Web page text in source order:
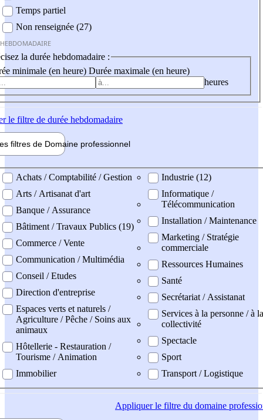
Temps partiel
Non renseignée (27)
la durée hebdomadaire :
minimale (en heure) Durée maximale (en heure)
heures
le filtre de durée hebdomadaire
filtres de Domaine professionnel
professionel
Achats / Comptabilité / Gestion
Arts / Artisanat d'art
Banque / Assurance
Bâtiment / Travaux Publics (19)
Commerce / Vente
Communication / Multimédia
Conseil / Etudes
Direction d'entreprise
Espaces verts et naturels /
Agriculture / Pêche / Soins aux
animaux
Hôtellerie - Restauration /
Tourisme / Animation
Immobilier
Industrie (12)
Informatique /
Télécommunication
Installation / Maintenance
Marketing / Stratégie
commerciale
Ressources Humaines
Santé
Secrétariat / Assistanat
Services à la personne / à la
collectivité
Spectacle
Sport
Transport / Logistique
Appliquerle filtre du domaine